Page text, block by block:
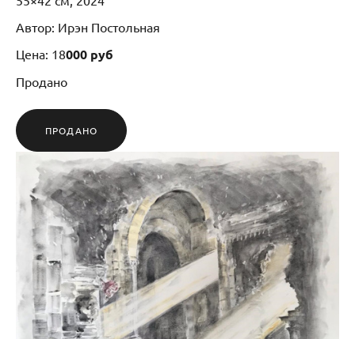
Автор: Ирэн Постольная
Цена: 18000 руб
Продано
ПРОДАНО